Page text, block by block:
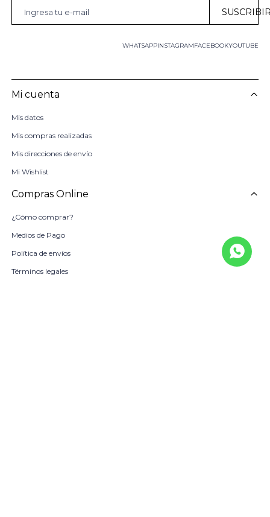
WHATSAPP FACEBOOKYOUTUBE
INSTAGRAM
Mi cuenta
Mis datos
Mis compras realizadas
Mis direcciones de envío
Mi Wishlist
Compras Online
¿Cómo comprar?
Medios de Pago
Política de envíos
Términos legales